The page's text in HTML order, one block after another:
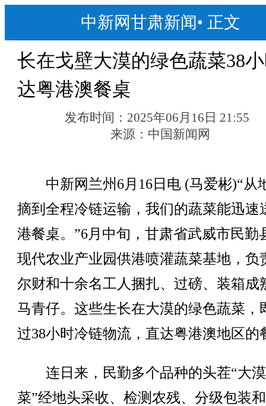
中新网甘肃新闻• 正文
长在戈壁大漠的绿色蔬菜38
达粤港澳餐桌
发布时间： 2025年06月16日 21:55
来源： 中国新闻网
中新网兰州6月16日电 (马爱彬)“从
摘到全程冷链运输，我们的蔬菜能迅速
港餐桌。”6月中旬，甘肃省武威市民勤
现代农业产业园供港喷灌蔬菜基地，负
尔财和十余名工人捆扎、过磅、装箱成
马青仔。这些生长在大漠的绿色蔬菜，
过38小时冷链物流，直达粤港澳地区的
连日来，民勤多个品种的头茬“大
菜”经地头采收、检测农残、分级包装